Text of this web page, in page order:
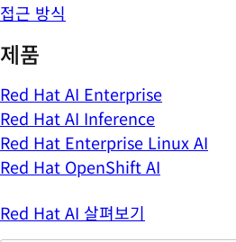
접근 방식
제품
Red Hat AI Enterprise
Red Hat AI Inference
Red Hat Enterprise Linux AI
Red Hat OpenShift AI
Red Hat AI 살펴보기